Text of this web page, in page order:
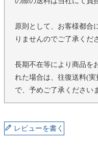
原則として、お客様都合
りませんのでご了承くだ
長期不在等により商品を
れた場合は、往復送料(
で、予めご了承ください
レビューを書く